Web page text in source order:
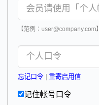
【范例：user@company.com】
忘记口令 重寄启用信
记住帐号口令